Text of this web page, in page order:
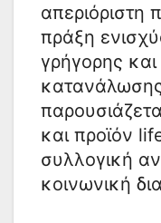
πράξη
γρήγορης
και προϊόν
συλλογική
κοινωνική